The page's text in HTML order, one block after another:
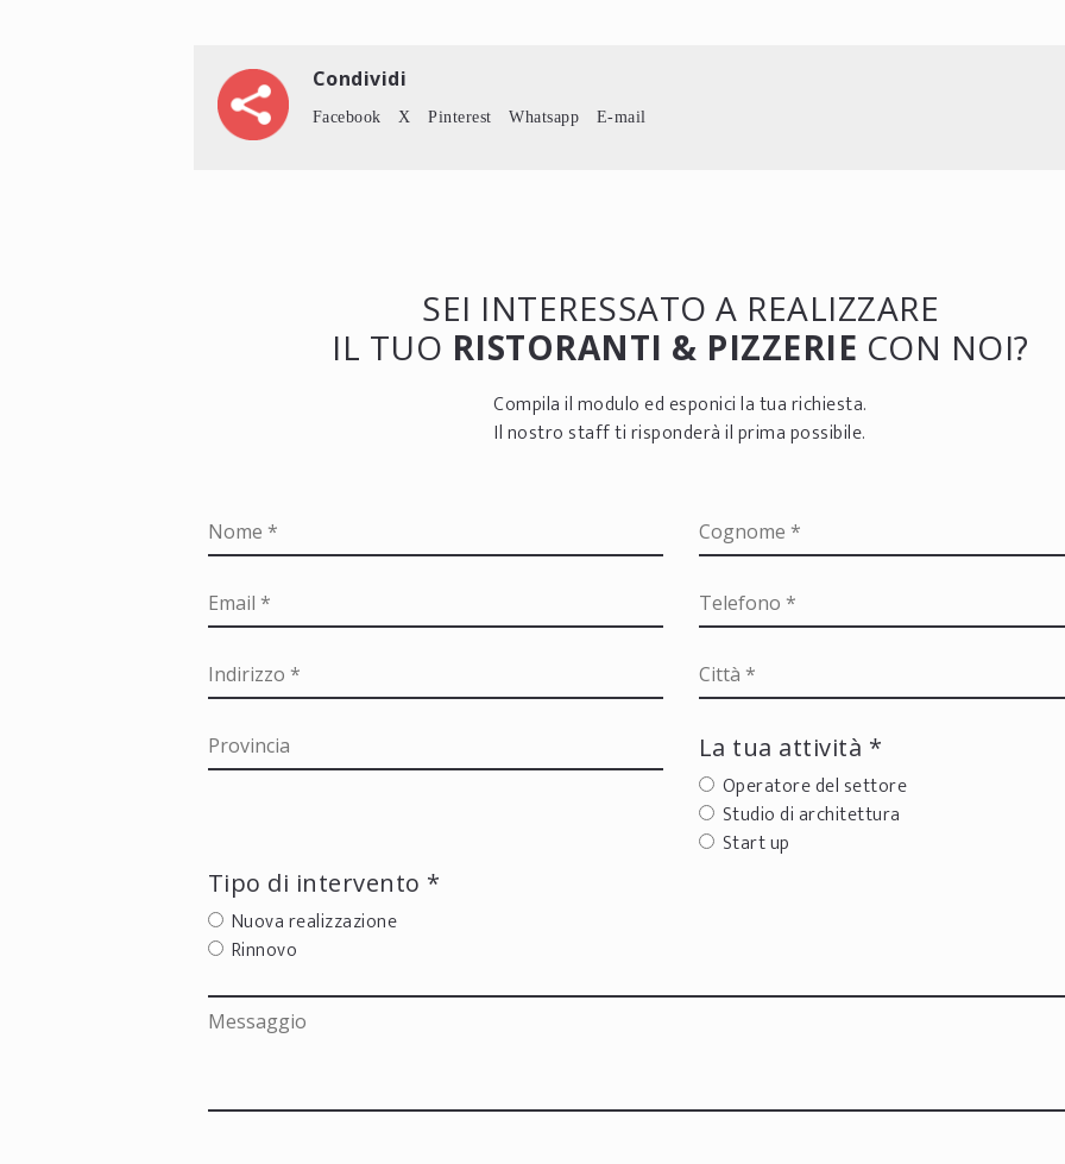
Condividi
Facebook X Pinterest Whatsapp E-mail
SEI INTERESSATO A REALIZZARE
IL TUO RISTORANTI & PIZZERIE CON NOI?
Compila il modulo ed esponici la tua richiesta.
Il nostro staff ti risponderà il prima possibile.
La tua attività *
Operatore del settore
Studio di architettura
Start up
Tipo di intervento *
Nuova realizzazione
Rinnovo